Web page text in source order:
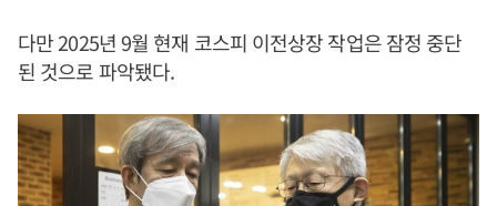
다만 2025년 9월 현재 코스피 이전상장 작업은 잠정 중단
된 것으로 파악됐다.